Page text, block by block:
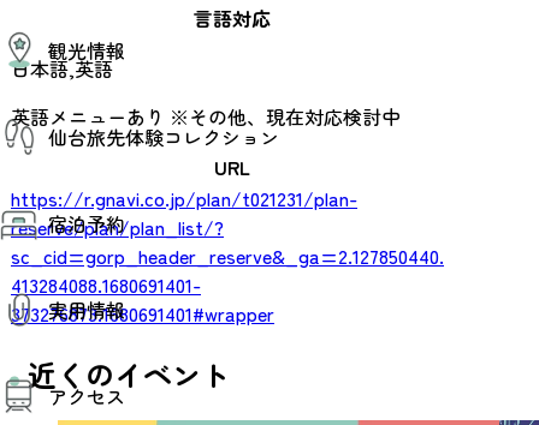
その他イベント情報（音楽・展示会）
スポーツ情報
観光情報
観光スポット
温泉
季節のイベント
プロスポーツチーム・プロオーケストラ
仙台の銘品
仙台夜時間
宿泊施設
仙台観光マップ
仙台旅先体験コレクション
仙台旅先体験コレクション
体験プログラム検索（予約）
体験事業者からのお知らせ
体験トピックス
体験事業者
宿泊予約
宿泊予約
実用情報
観光案内
お役立ち情報
アクセス
言語対応
日本語,英語
英語メニューあり ※その他、現在対応検討中
URL
https://r.gnavi.co.jp/plan/t021231/plan-
reserve/plan/plan_list/?
sc_cid=gorp_header_reserve&_ga=2.127850440.
413284088.1680691401-
373276873.1680691401#wrapper
近くのイベント